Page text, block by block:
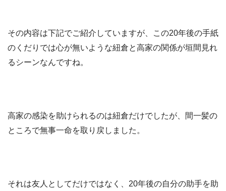
その内容は下記でご紹介していますが、この20年後の手紙
のくだりでは心が無いような紐倉と高家の関係が垣間見れ
るシーンなんですね。
高家の感染を助けられるのは紐倉だけでしたが、間一髪の
ところで無事一命を取り戻しました。
それは友人としてだけではなく、20年後の自分の助手を助